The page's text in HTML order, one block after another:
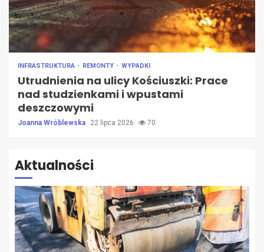
INFRASTRUKTURA REMONTY WYPADKI
Utrudnienia na ulicy Kościuszki: Prace
nad studzienkami i wpustami
deszczowymi
Joanna Wróblewska 22 lipca 2026 70
Aktualności